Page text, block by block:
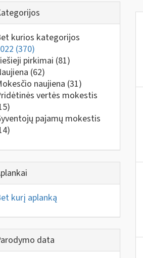
kurios kategorijos
(370)
pirkimai (81)
(62)
naujiena (31)
vertės mokestis
pajamų mokestis
kurį aplanką
data